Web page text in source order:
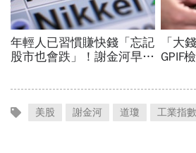
美股 謝金河 道瓊 工業指數